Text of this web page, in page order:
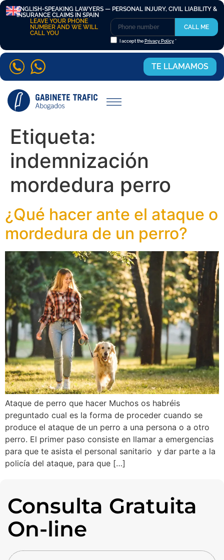
ENGLISH-SPEAKING LAWYERS — PERSONAL INJURY, CIVIL LIABILITY &
INSURANCE CLAIMS IN SPAIN
LEAVE YOUR PHONE
NUMBER AND WE WILL
CALL YOU
I accept the Privacy Policy*
CALL ME
TE LLAMAMOS
Etiqueta:
indemnización
mordedura perro
¿Qué hacer ante el ataque o
mordedura de un perro?
Ataque de perro que hacer Muchos os habréis
preguntado cual es la forma de proceder cuando se
produce el ataque de un perro a una persona o a otro
perro. El primer paso consiste en llamar a emergencias
para que te asista el personal sanitario y dar parte a la
policía del ataque, para que […]
Consulta Gratuita
On-line